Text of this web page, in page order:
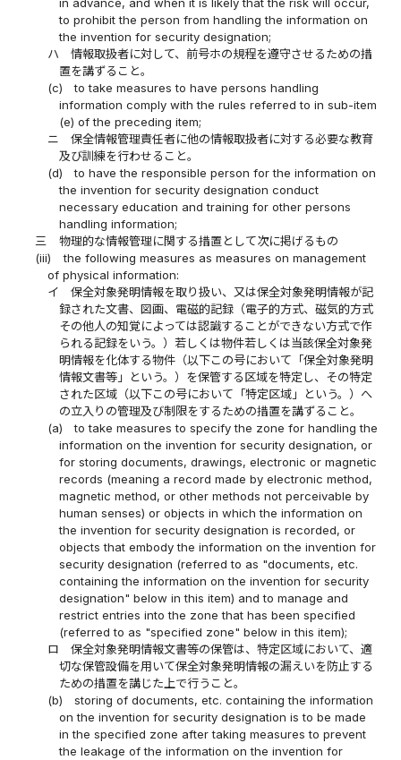
in advance, and when it is likely that the risk will occur,
to prohibit the person from handling the information on
the invention for security designation;
ハ
情報取扱者に対して、前号ホの規程を遵守させるための措
置を講ずること。
(c)
to take measures to have persons handling
information comply with the rules referred to in sub-item
(e) of the preceding item;
ニ
保全情報管理責任者に他の情報取扱者に対する必要な教育
及び訓練を行わせること。
(d)
to have the responsible person for the information on
the invention for security designation conduct
necessary education and training for other persons
handling information;
三
物理的な情報管理に関する措置として次に掲げるもの
(iii)
the following measures as measures on management
of physical information:
イ
保全対象発明情報を取り扱い、又は保全対象発明情報が記
録された文書、図画、電磁的記録（電子的方式、磁気的方式
その他人の知覚によっては認識することができない方式で作
られる記録をいう。）若しくは物件若しくは当該保全対象発
明情報を化体する物件（以下この号において「保全対象発明
情報文書等」という。）を保管する区域を特定し、その特定
された区域（以下この号において「特定区域」という。）へ
の立入りの管理及び制限をするための措置を講ずること。
(a)
to take measures to specify the zone for handling the
information on the invention for security designation, or
for storing documents, drawings, electronic or magnetic
records (meaning a record made by electronic method,
magnetic method, or other methods not perceivable by
human senses) or objects in which the information on
the invention for security designation is recorded, or
objects that embody the information on the invention for
security designation (referred to as "documents, etc.
containing the information on the invention for security
designation" below in this item) and to manage and
restrict entries into the zone that has been specified
(referred to as "specified zone" below in this item);
ロ
保全対象発明情報文書等の保管は、特定区域において、適
切な保管設備を用いて保全対象発明情報の漏えいを防止する
ための措置を講じた上で行うこと。
(b)
storing of documents, etc. containing the information
on the invention for security designation is to be made
in the specified zone after taking measures to prevent
the leakage of the information on the invention for